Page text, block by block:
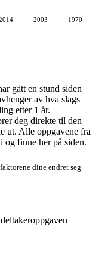
2003 1970
gått en stund siden
av hva slags
etter 1 år.
deg direkte til den
ut. Alle oppgavene fra
finne her på siden.
dine endret seg